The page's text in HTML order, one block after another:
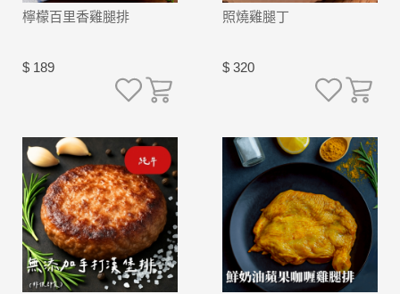
檸檬百里香雞腿排
$ 189
照燒雞腿丁
$ 320